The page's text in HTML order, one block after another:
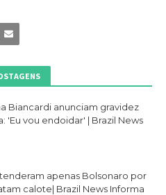
Biancardi anunciam gravidez
'Eu vou endoidar' | Brazil News
apenas Bolsonaro por
calote| Brazil News Informa